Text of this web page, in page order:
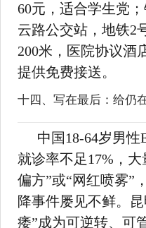
60元，适合学生党
云路公交站，地铁2
200米，医院协议酒
提供免费接送。
十四、写在最后：给仍
中国18-64岁男性
就诊率不足17%，
偏方”或“网红喷雾”
降事件屡见不鲜。
痿”成为可逆转、可